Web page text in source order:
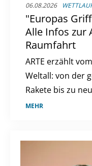
06.08.2026
"Europas
Alle Infos zur
Raumfahrt
ARTE erzählt
Weltall: von der
Rakete bis zu
Studierender.
MEHR